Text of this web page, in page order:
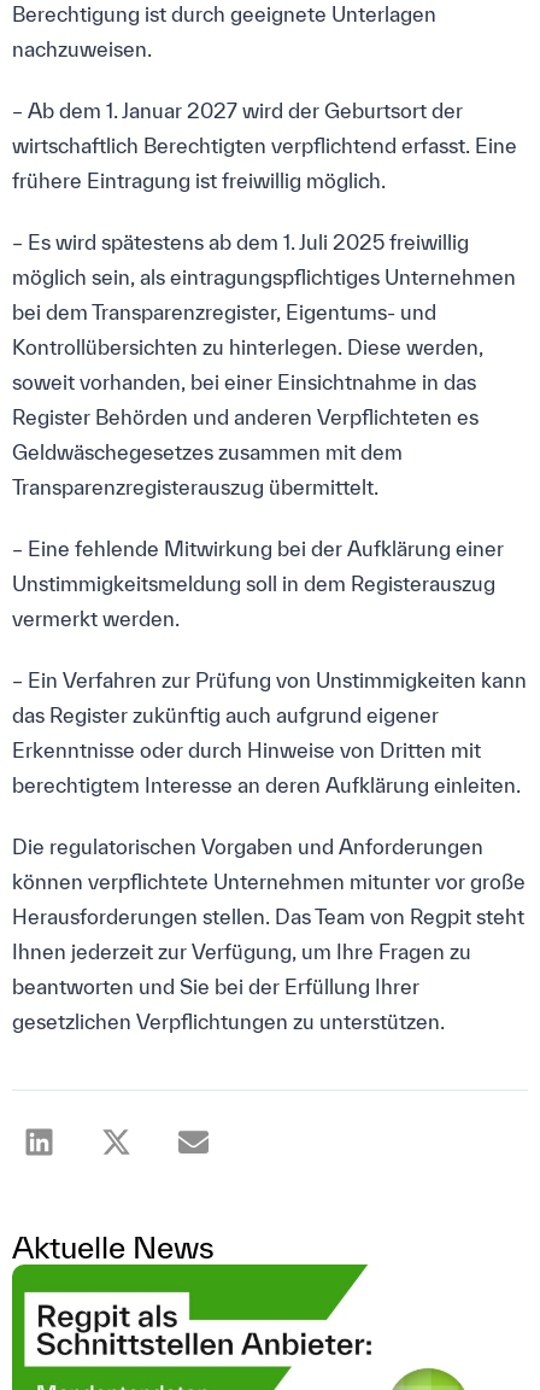
Berechtigung ist durch geeignete Unterlagen
nachzuweisen.
– Ab dem 1. Januar 2027 wird der Geburtsort der
wirtschaftlich Berechtigten verpflichtend erfasst. Eine
frühere Eintragung ist freiwillig möglich.
– Es wird spätestens ab dem 1. Juli 2025 freiwillig
möglich sein, als eintragungspflichtiges Unternehmen
bei dem Transparenzregister, Eigentums- und
Kontrollübersichten zu hinterlegen. Diese werden,
soweit vorhanden, bei einer Einsichtnahme in das
Register Behörden und anderen Verpflichteten es
Geldwäschegesetzes zusammen mit dem
Transparenzregisterauszug übermittelt.
– Eine fehlende Mitwirkung bei der Aufklärung einer
Unstimmigkeitsmeldung soll in dem Registerauszug
vermerkt werden.
– Ein Verfahren zur Prüfung von Unstimmigkeiten kann
das Register zukünftig auch aufgrund eigener
Erkenntnisse oder durch Hinweise von Dritten mit
berechtigtem Interesse an deren Aufklärung einleiten.
Die regulatorischen Vorgaben und Anforderungen
können verpflichtete Unternehmen mitunter vor große
Herausforderungen stellen. Das Team von Regpit steht
Ihnen jederzeit zur Verfügung, um Ihre Fragen zu
beantworten und Sie bei der Erfüllung Ihrer
gesetzlichen Verpflichtungen zu unterstützen.
Aktuelle News